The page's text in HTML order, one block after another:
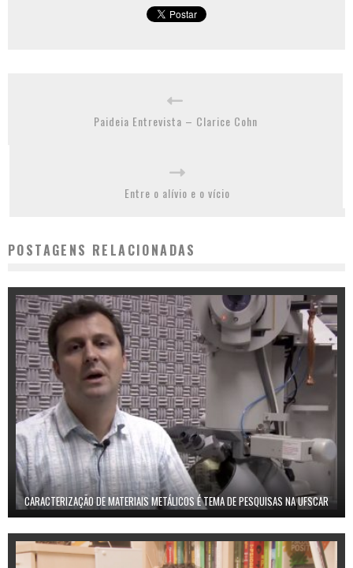
Paideia Entrevista – Clarice Cohn
Entre o alívio e o vício
POSTAGENS RELACIONADAS
CARACTERIZAÇÃO DE MATERIAIS METÁLICOS É TEMA DE PESQUISAS NA UFSCAR